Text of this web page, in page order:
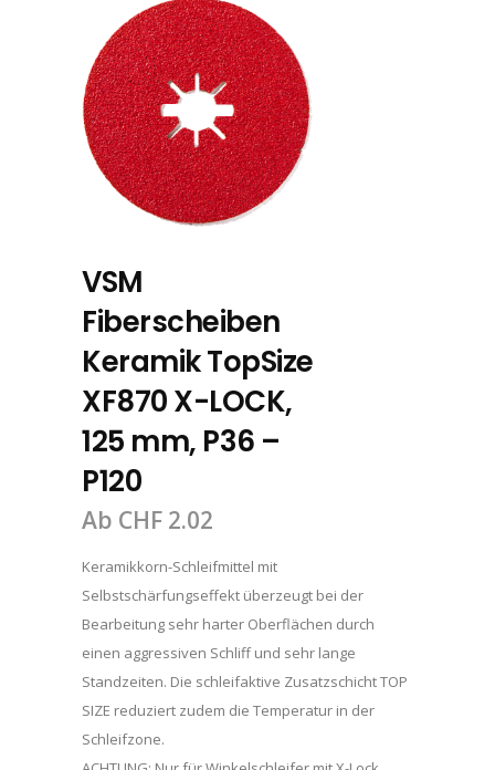
VSM
Fiberscheiben
Keramik TopSize
XF870 X-LOCK,
125 mm, P36 –
P120
Ab CHF 2.02
Keramikkorn-Schleifmittel mit
Selbstschärfungseffekt überzeugt bei der
Bearbeitung sehr harter Oberflächen durch
einen aggressiven Schliff und sehr lange
Standzeiten. Die schleifaktive Zusatzschicht TOP
SIZE reduziert zudem die Temperatur in der
Schleifzone.